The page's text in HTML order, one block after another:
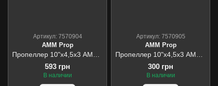
Артикул: 7570904
AMM Prop
593 грн
В наличии
Артикул: 7570905
AMM Prop
300 грн
В наличии